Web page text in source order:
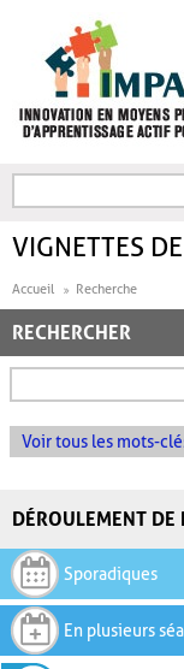
FORMULAIRE DE
VIGNETTES
Accueil Recherche
RECHERCHER
Voir tous les mots-
DÉROULEMENT DE
Sporadiques
En plusieurs